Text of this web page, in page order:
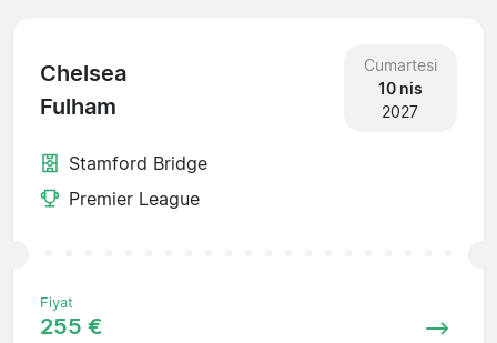
Chelsea
Fulham
Cumartesi
10 nis
2027
Stamford Bridge
Premier League
Fiyat
255 €